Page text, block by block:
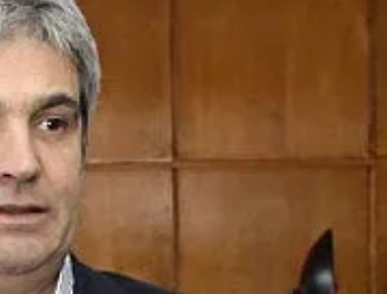
ОБЯВИ
ВОЙНАТА В